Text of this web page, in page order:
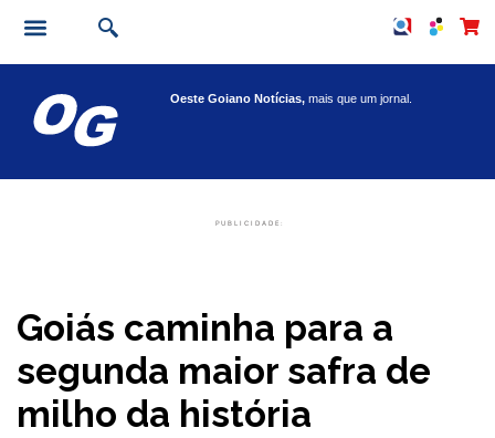
Oeste Goiano Notícias,mais que um jornal.
PUBLICIDADE:
Goiás caminha para a
segunda maior safra de
milho da história